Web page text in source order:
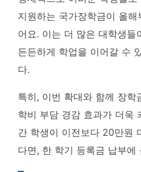
지원하는 국가장학금이 올
어요. 이는 더 많은 대학생들
든든하게 학업을 이어갈 수
다.
특히, 이번 확대와 함께 장학
학비 부담 경감 효과가 더욱
간 학생이 이전보다 20만원
다면, 한 학기 등록금 납부에